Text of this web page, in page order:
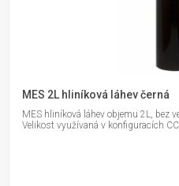
MES 2L hliníková láhev černá
MES hliníková láhev objemu 2L, bez
Velikost využívaná v konfiguracích